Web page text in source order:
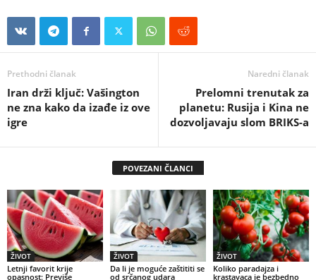
Prethodni članak
Iran drži ključ: Vašington
ne zna kako da izađe iz ove
igre
Naredni članak
Prelomni trenutak za
planetu: Rusija i Kina ne
dozvoljavaju slom BRIKS-a
POVEZANI ČLANCI
ŽIVOT
Letnji favorit krije
opasnost: Previše
ŽIVOT
Da li je moguće zaštititi se
od srčanog udara
ŽIVOT
Koliko paradajza i
krastavaca je bezbedno